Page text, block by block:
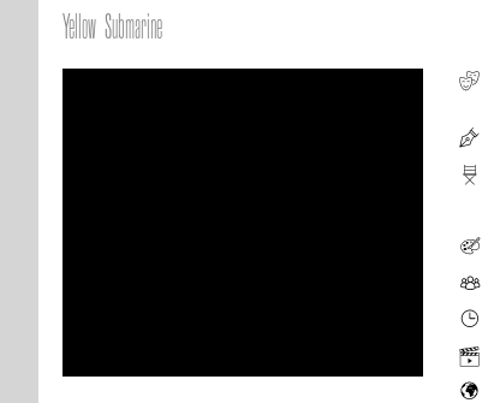
Yellow Submarine